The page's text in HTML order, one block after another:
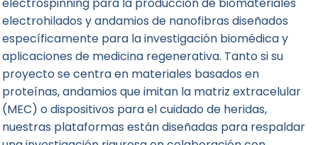
electrohilados y andamios de nanofibras diseñados
específicamente para la investigación biomédica y
aplicaciones de medicina regenerativa. Tanto si su
proyecto se centra en materiales basados en
proteínas, andamios que imitan la matriz extracelular
(MEC) o dispositivos para el cuidado de heridas,
nuestras plataformas están diseñadas para respaldar